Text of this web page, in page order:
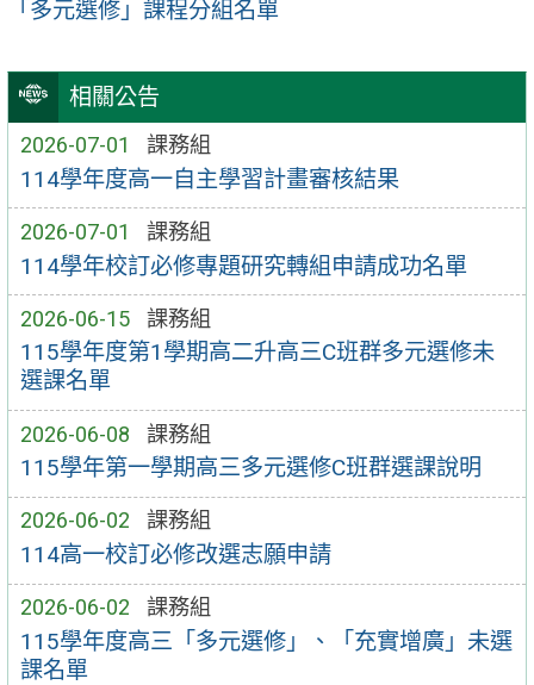
相關公告
2026-07-01 課務組
114學年度高一自主學習計畫審核結果
2026-07-01 課務組
114學年校訂必修專題研究轉組申請成功名單
2026-06-15 課務組
115學年度第1學期高二升高三C班群多元選修未
選課名單
2026-06-08 課務組
115學年第一學期高三多元選修C班群選課說明
2026-06-02 課務組
114高一校訂必修改選志願申請
2026-06-02 課務組
115學年度高三「多元選修」、「充實增廣」未選
課名單
「多元選修」課程分組名單